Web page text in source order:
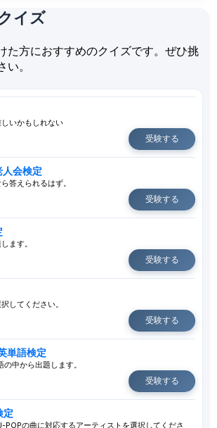
イズ
た方におすすめのクイズです。ぜひ挑
。
いかもしれない
受験する
会検定
答えられるはず。
受験する
ます。
受験する
してください。
受験する
単語検定
中から出題します。
受験する
定
の曲に対応するアーティストを選択してくださ